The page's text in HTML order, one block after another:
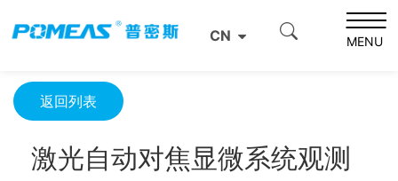
CN MENU
激光自动对焦显微系统观测芯片的优势
返回列表
激光自动对焦显微系统观测